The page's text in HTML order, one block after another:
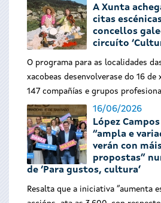
A Xunta
citas
concellos
circuíto
O programa para as localidades
xacobeas desenvolverase do 16 de
147 compañías e grupos
16/06/2026
López
“ampla e
verán con
propostas”
de ‘Para gustos, cultura’
Resalta que a iniciativa “aumenta